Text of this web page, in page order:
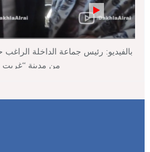
بالفيديو: رئيس جماعة الداخلة
من مدينة “غريت